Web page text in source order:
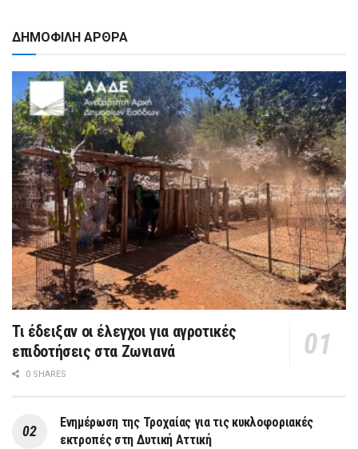
ΔΗΜΟΦΙΛΗ ΑΡΘΡΑ
Τι έδειξαν οι έλεγχοι για αγροτικές
επιδοτήσεις στα Ζωνιανά
0 SHARES
Ενημέρωση της Τροχαίας για τις κυκλοφοριακές
εκτροπές στη Δυτική Αττική